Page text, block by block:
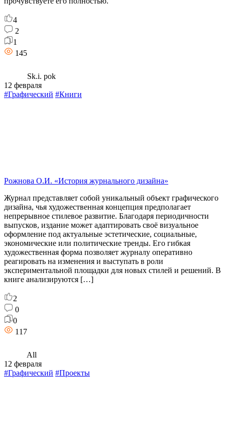
4
2
1
145
Sk.i. pok
12 февраля
#Графический #Книги
Рожнова О.И. «История журнального дизайна»
Журнал представляет собой уникальный объект графического
дизайна, чья художественная концепция предполагает
непрерывное стилевое развитие. Благодаря периодичности
выпусков, издание может адаптировать своё визуальное
оформление под актуальные эстетические, социальные,
экономические или политические тренды. Его гибкая
художественная форма позволяет журналу оперативно
реагировать на изменения и выступать в роли
экспериментальной площадки для новых стилей и решений. В
книге анализируются […]
2
0
0
117
All
12 февраля
#Графический #Проекты